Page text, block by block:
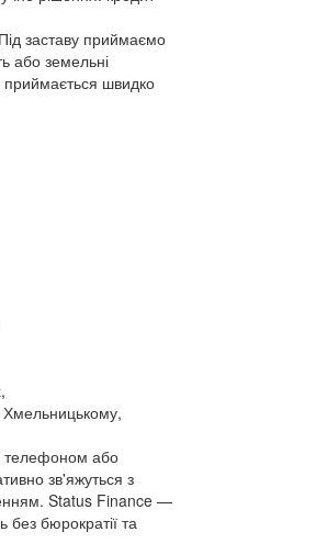
заставу приймаємо
або земельні
приймається швидко
Хмельницькому,
телефоном або
зв'яжуться з
Status Finance —
бюрократії та